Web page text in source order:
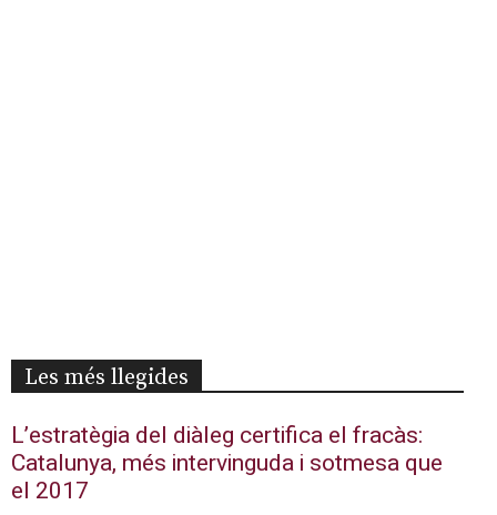
Les més llegides
L’estratègia del diàleg certifica el fracàs:
Catalunya, més intervinguda i sotmesa que
el 2017